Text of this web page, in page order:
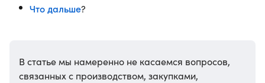
Что дальше?
В статье мы намеренно не касаемся вопросов,
связанных с производством, закупками,